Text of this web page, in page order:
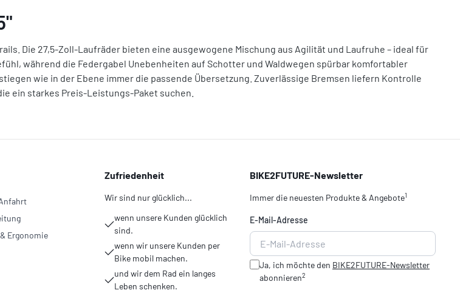
Die 27,5-Zoll-Laufräder bieten eine ausgewogene Mischung aus Agilität und Laufruhe – ideal für
während die Federgabel Unebenheiten auf Schotter und Waldwegen spürbar komfortabler
wie in der Ebene immer die passende Übersetzung. Zuverlässige Bremsen liefern Kontrolle
ein starkes Preis-Leistungs-Paket suchen.
Ergonomie
Zufriedenheit
Wir sind nur glücklich...
wenn unsere Kunden glücklich
sind.
wenn wir unsere Kunden per
Bike mobil machen.
und wir dem Rad ein langes
Leben schenken.
BIKE2FUTURE-Newsletter
Immer die neuesten Produkte & Angebote1
E-Mail-Adresse
Ja, ich möchte den BIKE2FUTURE-Newsletter
abonnieren2